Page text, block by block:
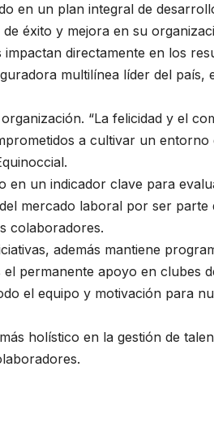
en un plan integral de
éxito y mejora en su
directamente en los
multilínea líder del
“La felicidad y el
a cultivar un
un indicador clave para
mercado laboral por ser
colaboradores.
además mantiene
permanente apoyo en clubes
el equipo y motivación para
holístico en la gestión de